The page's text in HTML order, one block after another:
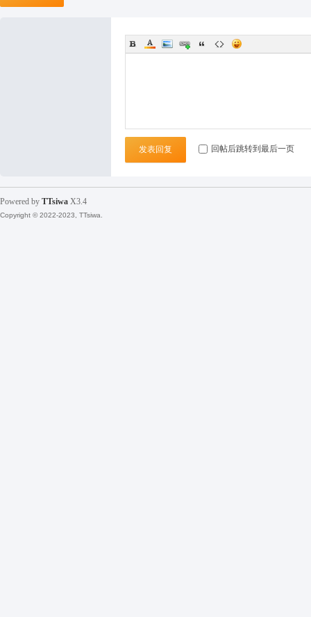
发表回复 回帖后跳转到最后一页
Powered by TTsiwa X3.4
Copyright © 2022-2023, TTsiwa.